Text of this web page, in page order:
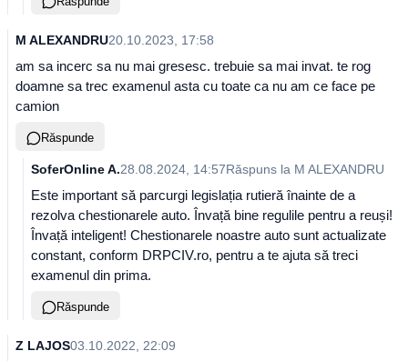
M ALEXANDRU20.10.2023, 17:58
am sa incerc sa nu mai gresesc. trebuie sa mai invat. te rog
doamne sa trec examenul asta cu toate ca nu am ce face pe
camion
Răspunde
SoferOnline A.28.08.2024, 14:57Răspuns la M ALEXANDRU
Este important să parcurgi legislația rutieră înainte de a
rezolva chestionarele auto. Învață bine regulile pentru a reuși!
Învață inteligent! Chestionarele noastre auto sunt actualizate
constant, conform DRPCIV.ro, pentru a te ajuta să treci
examenul din prima.
Răspunde
Z LAJOS03.10.2022, 22:09